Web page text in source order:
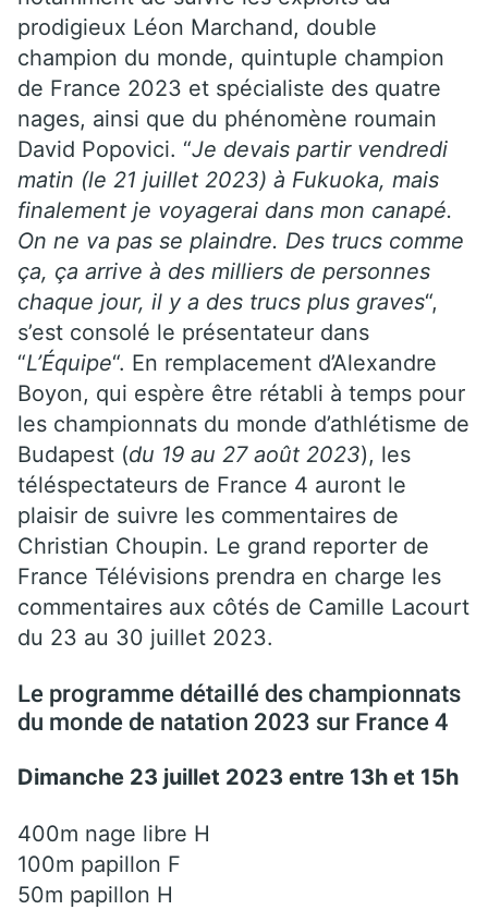
prodigieux Léon Marchand, double
champion du monde, quintuple champion
de France 2023 et spécialiste des quatre
nages, ainsi que du phénomène roumain
David Popovici. “Je devais partir vendredi
matin (le 21 juillet 2023) à Fukuoka, mais
finalement je voyagerai dans mon canapé.
On ne va pas se plaindre. Des trucs comme
ça, ça arrive à des milliers de personnes
chaque jour, il y a des trucs plus graves“,
s’est consolé le présentateur dans
“L’Équipe“. En remplacement d’Alexandre
Boyon, qui espère être rétabli à temps pour
les championnats du monde d’athlétisme de
Budapest (du 19 au 27 août 2023), les
téléspectateurs de France 4 auront le
plaisir de suivre les commentaires de
Christian Choupin. Le grand reporter de
France Télévisions prendra en charge les
commentaires aux côtés de Camille Lacourt
du 23 au 30 juillet 2023.
Le programme détaillé des championnats
du monde de natation 2023 sur France 4
Dimanche 23 juillet 2023 entre 13h et 15h
400m nage libre H
100m papillon F
50m papillon H